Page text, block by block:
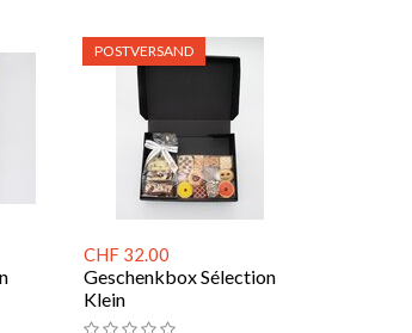
CHF 32.00
Geschenkbox Sélection
Klein
POSTVERSAND